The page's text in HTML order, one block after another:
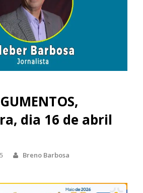
dia 16 de abril
Breno Barbosa